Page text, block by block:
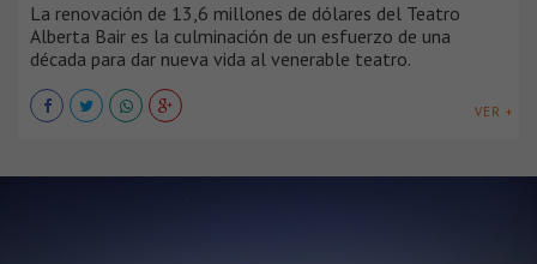
La renovación de 13,6 millones de dólares del Teatro
Alberta Bair es la culminación de un esfuerzo de una
década para dar nueva vida al venerable teatro.
VER +